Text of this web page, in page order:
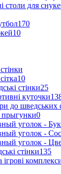
столи для
170
10
10
стінки25
куточки
до шведських
прыгунки0
уголок - Бук
уголок -
уголок -
стінки135